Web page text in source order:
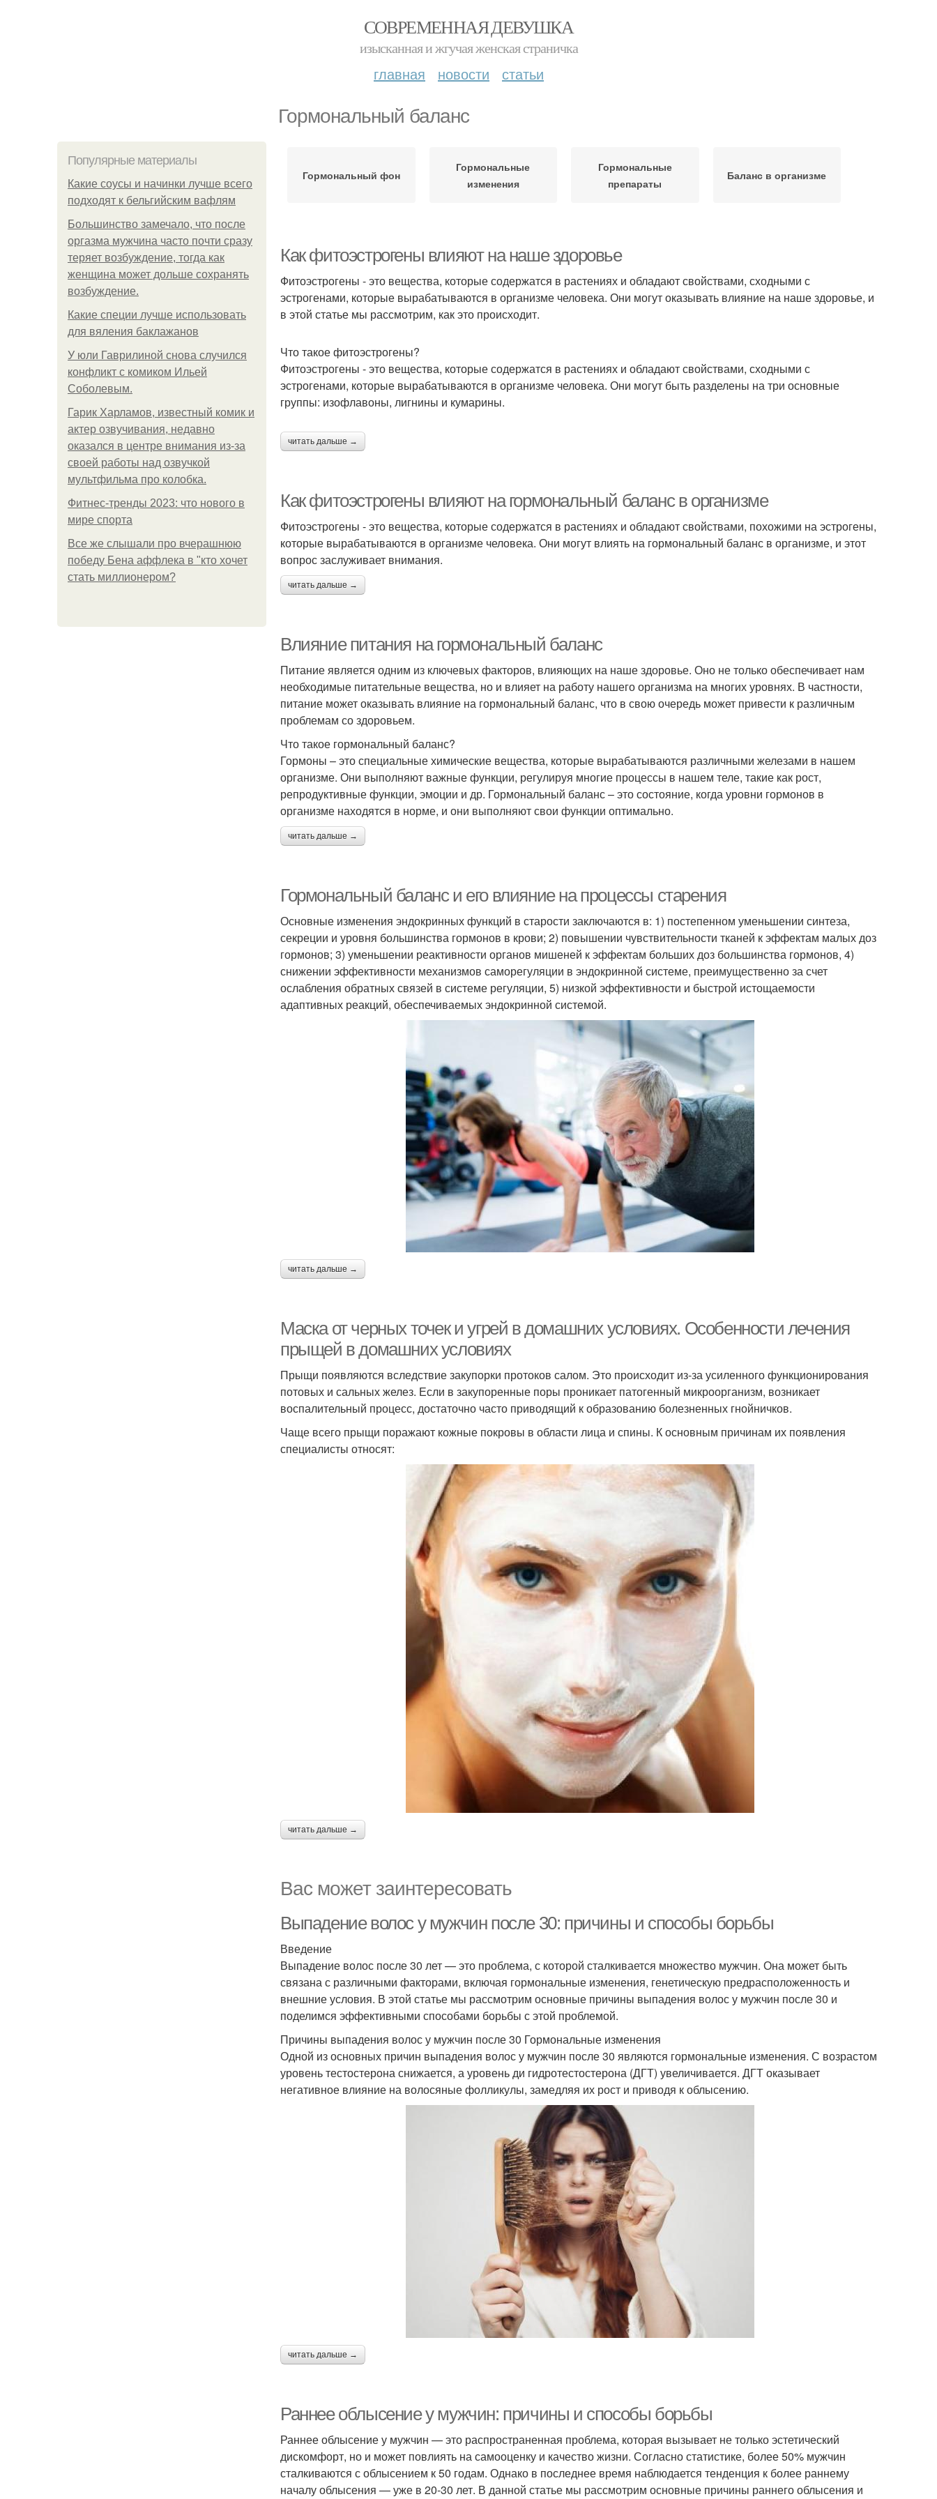
СОВРЕМЕННАЯ ДЕВУШКА
изысканная и жгучая женская страничка
главная новости статьи
Гормональный баланс
Популярные материалы
Какие соусы и начинки лучше всего
подходят к бельгийским вафлям
Большинство замечало, что после
оргазма мужчина часто почти сразу
теряет возбуждение, тогда как
женщина может дольше сохранять
возбуждение.
Какие специи лучше использовать
для вяления баклажанов
У юли Гаврилиной снова случился
конфликт с комиком Ильей
Соболевым.
Гарик Харламов, известный комик и
актер озвучивания, недавно
оказался в центре внимания из-за
своей работы над озвучкой
мультфильма про колобка.
Фитнес-тренды 2023: что нового в
мире спорта
Все же слышали про вчерашнюю
победу Бена аффлека в "кто хочет
стать миллионером?
Гормональный фон
Гормональные
изменения
Гормональные
препараты
Баланс в организме
Как фитоэстрогены влияют на наше здоровье
Фитоэстрогены - это вещества, которые содержатся в растениях и обладают свойствами, сходными с
эстрогенами, которые вырабатываются в организме человека. Они могут оказывать влияние на наше здоровье, и
в этой статье мы рассмотрим, как это происходит.
Что такое фитоэстрогены?
Фитоэстрогены - это вещества, которые содержатся в растениях и обладают свойствами, сходными с
эстрогенами, которые вырабатываются в организме человека. Они могут быть разделены на три основные
группы: изофлавоны, лигнины и кумарины.
читать дальше →
Как фитоэстрогены влияют на гормональный баланс в организме
Фитоэстрогены - это вещества, которые содержатся в растениях и обладают свойствами, похожими на эстрогены,
которые вырабатываются в организме человека. Они могут влиять на гормональный баланс в организме, и этот
вопрос заслуживает внимания.
читать дальше →
Влияние питания на гормональный баланс
Питание является одним из ключевых факторов, влияющих на наше здоровье. Оно не только обеспечивает нам
необходимые питательные вещества, но и влияет на работу нашего организма на многих уровнях. В частности,
питание может оказывать влияние на гормональный баланс, что в свою очередь может привести к различным
проблемам со здоровьем.
Что такое гормональный баланс?
Гормоны – это специальные химические вещества, которые вырабатываются различными железами в нашем
организме. Они выполняют важные функции, регулируя многие процессы в нашем теле, такие как рост,
репродуктивные функции, эмоции и др. Гормональный баланс – это состояние, когда уровни гормонов в
организме находятся в норме, и они выполняют свои функции оптимально.
читать дальше →
Гормональный баланс и его влияние на процессы старения
Основные изменения эндокринных функций в старости заключаются в: 1) постепенном уменьшении синтеза,
секреции и уровня большинства гормонов в крови; 2) повышении чувствительности тканей к эффектам малых доз
гормонов; 3) уменьшении реактивности органов мишеней к эффектам больших доз большинства гормонов, 4)
снижении эффективности механизмов саморегуляции в эндокринной системе, преимущественно за счет
ослабления обратных связей в системе регуляции, 5) низкой эффективности и быстрой истощаемости
адаптивных реакций, обеспечиваемых эндокринной системой.
читать дальше →
Маска от черных точек и угрей в домашних условиях. Особенности лечения
прыщей в домашних условиях
Прыщи появляются вследствие закупорки протоков салом. Это происходит из-за усиленного функционирования
потовых и сальных желез. Если в закупоренные поры проникает патогенный микроорганизм, возникает
воспалительный процесс, достаточно часто приводящий к образованию болезненных гнойничков.
Чаще всего прыщи поражают кожные покровы в области лица и спины. К основным причинам их появления
специалисты относят:
читать дальше →
Вас может заинтересовать
Выпадение волос у мужчин после 30: причины и способы борьбы
Введение
Выпадение волос после 30 лет — это проблема, с которой сталкивается множество мужчин. Она может быть
связана с различными факторами, включая гормональные изменения, генетическую предрасположенность и
внешние условия. В этой статье мы рассмотрим основные причины выпадения волос у мужчин после 30 и
поделимся эффективными способами борьбы с этой проблемой.
Причины выпадения волос у мужчин после 30 Гормональные изменения
Одной из основных причин выпадения волос у мужчин после 30 являются гормональные изменения. С возрастом
уровень тестостерона снижается, а уровень ди гидротестостерона (ДГТ) увеличивается. ДГТ оказывает
негативное влияние на волосяные фолликулы, замедляя их рост и приводя к облысению.
читать дальше →
Раннее облысение у мужчин: причины и способы борьбы
Раннее облысение у мужчин — это распространенная проблема, которая вызывает не только эстетический
дискомфорт, но и может повлиять на самооценку и качество жизни. Согласно статистике, более 50% мужчин
сталкиваются с облысением к 50 годам. Однако в последнее время наблюдается тенденция к более раннему
началу облысения — уже в 20-30 лет. В данной статье мы рассмотрим основные причины раннего облысения и